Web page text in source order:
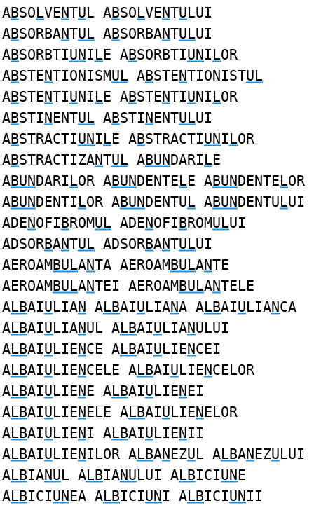
ABSOLVENTUL ABSOLVENTULUI
ABSORBANTUL ABSORBANTULUI
ABSORBTIUNILE ABSORBTIUNILOR
ABSTENTIONISMUL ABSTENTIONISTUL
ABSTENTIUNILE ABSTENTIUNILOR
ABSTINENTUL ABSTINENTULUI
ABSTRACTIUNILE ABSTRACTIUNILOR
ABSTRACTIZANTUL ABUNDARILE
ABUNDARILOR ABUNDENTELE ABUNDENTELOR
ABUNDENTILOR ABUNDENTUL ABUNDENTULUI
ADENOFIBROMUL ADENOFIBROMULUI
ADSORBANTUL ADSORBANTULUI
AEROAMBULANTA AEROAMBULANTE
AEROAMBULANTEI AEROAMBULANTELE
ALBAIULIAN ALBAIULIANA ALBAIULIANCA
ALBAIULIANUL ALBAIULIANULUI
ALBAIULIENCE ALBAIULIENCEI
ALBAIULIENCELE ALBAIULIENCELOR
ALBAIULIENE ALBAIULIENEI
ALBAIULIENELE ALBAIULIENELOR
ALBAIULIENI ALBAIULIENII
ALBAIULIENILOR ALBANEZUL ALBANEZULUI
ALBIANUL ALBIANULUI ALBICIUNE
ALBICIUNEA ALBICIUNI ALBICIUNII